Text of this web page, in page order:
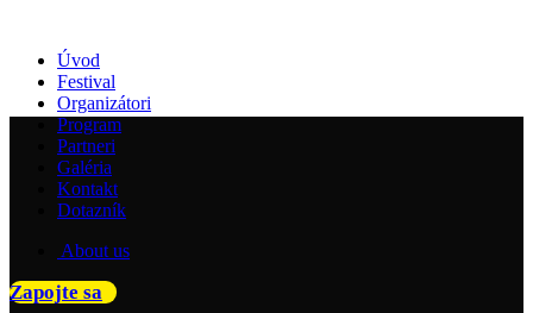
Úvod
Festival
Organizátori
Program
Partneri
Galéria
Kontakt
Dotazník
About us
Zapojte sa